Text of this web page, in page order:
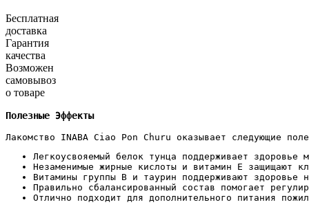
Бесплатная
доставка
Гарантия
качества
Возможен
самовывоз
о товаре
Полезные Эффекты
Лакомство INABA Ciao Pon Churu оказывает следующие
Легкоусвояемый белок тунца поддерживает
Незаменимые жирные кислоты и витамин E защищают
Витамины группы B и таурин поддерживают здоровье
Правильно сбалансированный состав помогает
Отлично подходит для дополнительного питания